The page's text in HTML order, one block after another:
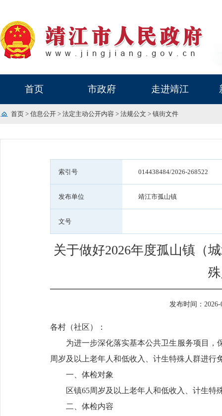
首页 市政府 走进靖江
首页 > 信息公开 > 法定主动公开内容 > 法规公文 > 镇街文件
索引号 014438484/2026-268522
发布单位 靖江市孤山镇
文号
关于做好2026年度孤山镇（
发布时间：2026-
各村（社区）：
为进一步深化落实基本公共卫生服务项目，
周岁及以上老年人和低收入、计生特殊人群进行
一、体检对象
区镇65周岁及以上老年人和低收入、计生特
二、体检内容